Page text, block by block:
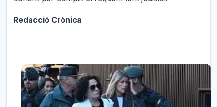
Redacció Crònica